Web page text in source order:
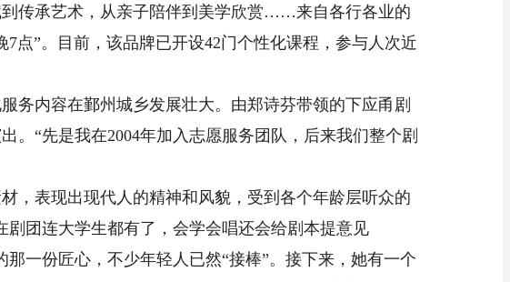
传承艺术，从亲子陪伴到美学欣赏……来自各行各业的
点”。目前，该品牌已开设42门个性化课程，参与人次近
内容在鄞州城乡发展壮大。由郑诗芬带领的下应甬剧
。“先是我在2004年加入志愿服务团队，后来我们整个剧
表现出现代人的精神和风貌，受到各个年龄层听众的
团连大学生都有了，会学会唱还会给剧本提意见
一份匠心，不少年轻人已然“接棒”。接下来，她有一个